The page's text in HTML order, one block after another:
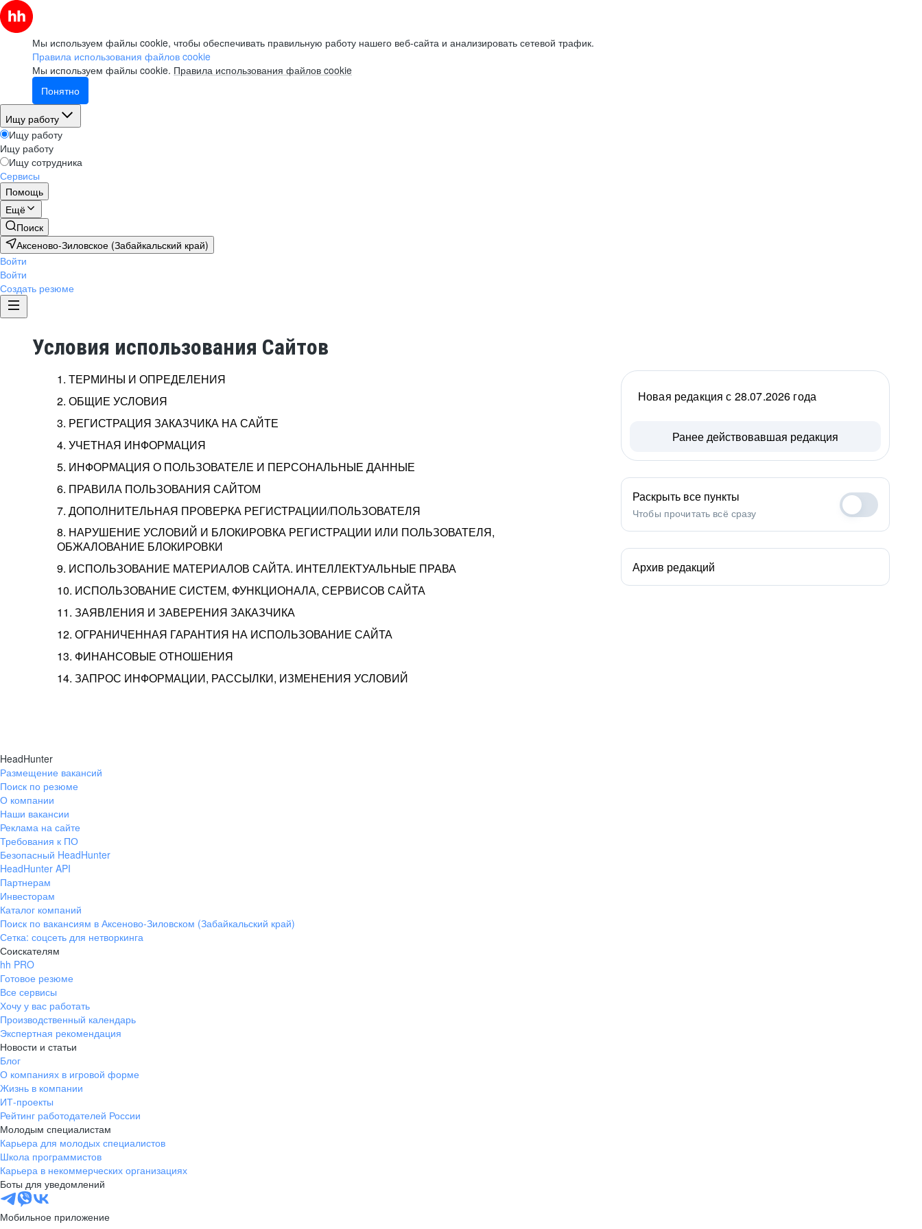
Мы используем файлы cookie, чтобы обеспечивать правильную работу нашего веб-сайта и анализировать сетевой трафик.
Правила использования файлов cookie
Мы используем файлы cookie. Правила использования файлов cookie
Понятно
Ищу работу
Ищу работу
Ищу работу
Ищу сотрудника
Сервисы
Помощь
Ещё
Поиск
Аксеново-Зиловское (Забайкальский край)
Войти
Войти
Создать резюме
Условия использования Сайтов
1. ТЕРМИНЫ И ОПРЕДЕЛЕНИЯ
2. ОБЩИЕ УСЛОВИЯ
3. РЕГИСТРАЦИЯ ЗАКАЗЧИКА НА САЙТЕ
4. УЧЕТНАЯ ИНФОРМАЦИЯ
5. ИНФОРМАЦИЯ О ПОЛЬЗОВАТЕЛЕ И ПЕРСОНАЛЬНЫЕ ДАННЫЕ
6. ПРАВИЛА ПОЛЬЗОВАНИЯ САЙТОМ
7. ДОПОЛНИТЕЛЬНАЯ ПРОВЕРКА РЕГИСТРАЦИИ/ПОЛЬЗОВАТЕЛЯ
8. НАРУШЕНИЕ УСЛОВИЙ И БЛОКИРОВКА РЕГИСТРАЦИИ ИЛИ ПОЛЬЗОВАТЕЛЯ,
ОБЖАЛОВАНИЕ БЛОКИРОВКИ
9. ИСПОЛЬЗОВАНИЕ МАТЕРИАЛОВ САЙТА. ИНТЕЛЛЕКТУАЛЬНЫЕ ПРАВА
10. ИСПОЛЬЗОВАНИЕ СИСТЕМ, ФУНКЦИОНАЛА, СЕРВИСОВ САЙТА
11. ЗАЯВЛЕНИЯ И ЗАВЕРЕНИЯ ЗАКАЗЧИКА
12. ОГРАНИЧЕННАЯ ГАРАНТИЯ НА ИСПОЛЬЗОВАНИЕ САЙТА
13. ФИНАНСОВЫЕ ОТНОШЕНИЯ
14. ЗАПРОС ИНФОРМАЦИИ, РАССЫЛКИ, ИЗМЕНЕНИЯ УСЛОВИЙ
Новая редакция с 28.07.2026 года
Ранее действовавшая редакция
Раскрыть все пункты
Чтобы прочитать всё сразу
Архив редакций
HeadHunter
Размещение вакансий
Поиск по резюме
О компании
Наши вакансии
Реклама на сайте
Требования к ПО
Безопасный HeadHunter
HeadHunter API
Партнерам
Инвесторам
Каталог компаний
Поиск по вакансиям в Аксеново-Зиловском (Забайкальский край)
Сетка: соцсеть для нетворкинга
Соискателям
hh PRO
Готовое резюме
Все сервисы
Хочу у вас работать
Производственный календарь
Экспертная рекомендация
Новости и статьи
Блог
О компаниях в игровой форме
Жизнь в компании
ИТ-проекты
Рейтинг работодателей России
Молодым специалистам
Карьера для молодых специалистов
Школа программистов
Карьера в некоммерческих организациях
Боты для уведомлений
Мобильное приложение